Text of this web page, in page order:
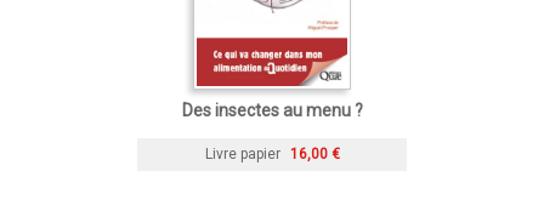
Des insectes au menu ?
Livre papier 16,00 €